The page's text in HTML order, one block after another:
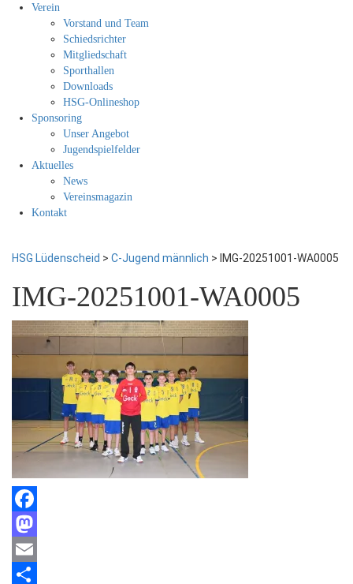
Verein
Vorstand und Team
Schiedsrichter
Mitgliedschaft
Sporthallen
Downloads
HSG-Onlineshop
Sponsoring
Unser Angebot
Jugendspielfelder
Aktuelles
News
Vereinsmagazin
Kontakt
HSG Lüdenscheid > C-Jugend männlich > IMG-20251001-WA0005
IMG-20251001-WA0005
Facebook
Mastodon
Email